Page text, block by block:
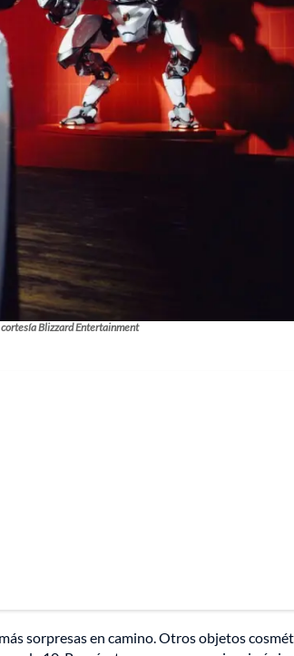
cortesía Blizzard Entertainment
sorpresas en camino. Otros objetos